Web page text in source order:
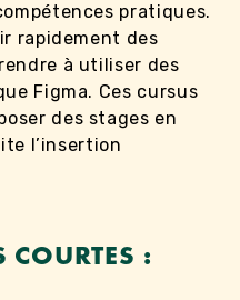
pratiques.
rapidement des
à utiliser des
Figma. Ces cursus
des stages en
l’insertion
: